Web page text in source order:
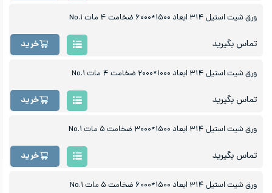
ورق شیت استیل ۳۱۴ ابعاد ۱۵۰۰*۶۰۰۰ ضخامت ۴ مات No.۱
تماس بگیرید خرید
ورق شیت استیل ۳۱۴ ابعاد ۱۰۰۰*۲۰۰۰ ضخامت ۴ مات No.۱
تماس بگیرید خرید
ورق شیت استیل ۳۱۴ ابعاد ۱۵۰۰*۳۰۰۰ ضخامت ۵ مات No.۱
تماس بگیرید خرید
ورق شیت استیل ۳۱۴ ابعاد ۱۵۰۰*۶۰۰۰ ضخامت ۵ مات No.۱